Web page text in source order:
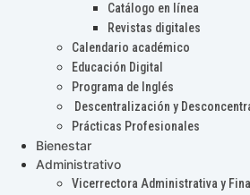
Catálogo en línea
Revistas digitales
Calendario académico
Educación Digital
Programa de Inglés
Descentralización y
Prácticas Profesionales
Bienestar
Administrativo
Vicerrectora Administrativa y